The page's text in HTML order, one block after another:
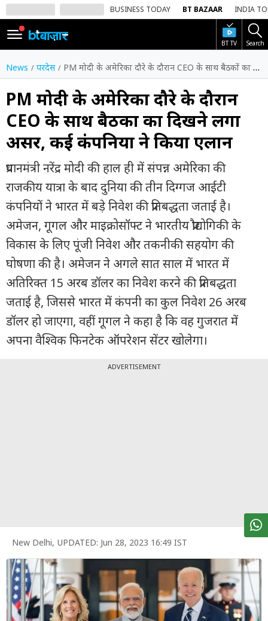
BUSINESS TODAY BT BAZAAR INDIA
BT TV Search
SIGN
IN
Dark
Mode
होम
शेयर
बाज़ार
वीडियो
ट्रेंडिंग
बिजनेस
न्यूज
पर्सनल
फाइनेंस
टेक्नोलॉजी
म्यूचु्अल
फंड
म्यूचुअल
फंड
News परदेस PM मोदी के अमेरिका दौरे के दौरान CEO के साथ बैठकों का दिखने लगा असर, कई कंपनियों ने किया एलान
PM मोदी के अमेरिका दौरे के दौरान
CEO के साथ बैठकों का दिखने लगा
असर, कई कंपनियों ने किया एलान
प्रधानमंत्री नरेंद्र मोदी की हाल ही में संपन्न अमेरिका की
राजकीय यात्रा के बाद दुनिया की तीन दिग्गज आईटी
कंपनियों ने भारत में बड़े निवेश की प्रतिबद्धता जताई है।
अमेजन, गूगल और माइक्रोसॉफ्ट ने भारतीय प्रौद्योगिकी के
विकास के लिए पूंजी निवेश और तकनीकी सहयोग की
घोषणा की है। अमेजन ने अगले सात साल में भारत में
अतिरिक्त 15 अरब डॉलर का निवेश करने की प्रतिबद्धता
जताई है, जिससे भारत में कंपनी का कुल निवेश 26 अरब
डॉलर हो जाएगा, वहीं गूगल ने कहा है कि वह गुजरात में
अपना वैश्विक फिनटेक ऑपरेशन सेंटर खोलेगा।
ADVERTISEMENT
New Delhi, UPDATED: Jun 28, 2023 16:49 IST